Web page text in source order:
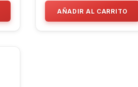
AÑADIR AL CARRITO